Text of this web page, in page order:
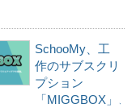
SchooMy、工
作のサブスクリ
プション
「MIGGBOX」、